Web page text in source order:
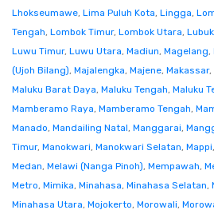
Lhokseumawe, Lima Puluh Kota, Lingga,
Tengah, Lombok Timur, Lombok Utara,
Luwu Timur, Luwu Utara, Madiun, Magelang,
(Ujoh Bilang), Majalengka, Majene, Makassar,
Maluku Barat Daya, Maluku Tengah, Maluku
Mamberamo Raya, Mamberamo Tengah,
Manado, Mandailing Natal, Manggarai,
Timur, Manokwari, Manokwari Selatan, Mappi,
Medan, Melawi (Nanga Pinoh), Mempawah,
Metro, Mimika, Minahasa, Minahasa Selatan,
Minahasa Utara, Mojokerto, Morowali,